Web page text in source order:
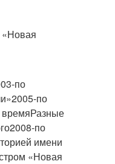
«Новая
по
по
по
имени
«Новая